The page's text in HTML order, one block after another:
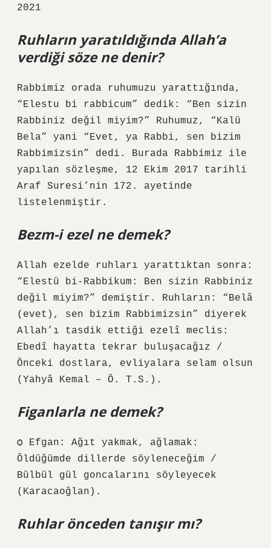
2021
Ruhların yaratıldığında Allah’a
verdiği söze ne denir?
Rabbimiz orada ruhumuzu yarattığında,
“Elestu bi rabbicum” dedik: “Ben sizin
Rabbiniz değil miyim?” Ruhumuz, “Kalü
Bela” yani “Evet, ya Rabbi, sen bizim
Rabbimizsin” dedi. Burada Rabbimiz ile
yapılan sözleşme, 12 Ekim 2017 tarihli
Araf Suresi’nin 172. ayetinde
listelenmiştir.
Bezm-i ezel ne demek?
Allah ezelde ruhları yarattıktan sonra:
“Elestü bi-Rabbikum: Ben sizin Rabbiniz
değil miyim?” demiştir. Ruhların: “Belâ
(evet), sen bizim Rabbimizsin” diyerek
Allah’ı tasdik ettiği ezelî meclis:
Ebedî hayatta tekrar buluşacağız /
Önceki dostlara, evliyalara selam olsun
(Yahyâ Kemal – Ö. T.S.).
Figanlarla ne demek?
ѻ Efgan: Ağıt yakmak, ağlamak:
Öldüğümde dillerde söyleneceğim /
Bülbül gül goncalarını söyleyecek
(Karacaoğlan).
Ruhlar önceden tanışır mı?